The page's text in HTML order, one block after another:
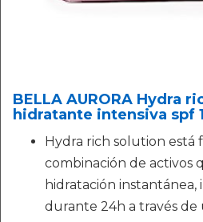
BELLA AURORA Hydra
hidratante intensiva spf
Hydra rich solution está
combinación de activos
hidratación instantánea,
durante 24h a través de